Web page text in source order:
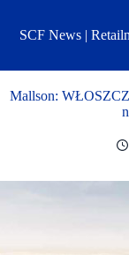
treściSCF News |
Mallson: